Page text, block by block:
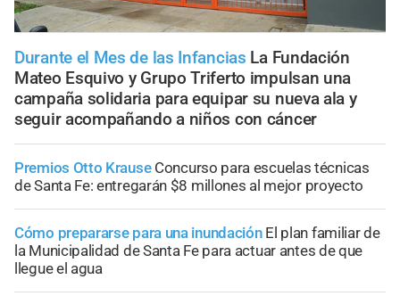
Durante el Mes de las Infancias La Fundación
Mateo Esquivo y Grupo Triferto impulsan una
campaña solidaria para equipar su nueva ala y
seguir acompañando a niños con cáncer
Premios Otto Krause Concurso para escuelas técnicas
de Santa Fe: entregarán $8 millones al mejor proyecto
Cómo prepararse para una inundación El plan familiar de
la Municipalidad de Santa Fe para actuar antes de que
llegue el agua